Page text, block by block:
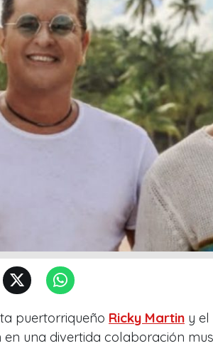
puertorriqueño Ricky Martin y
en una divertida colaboración